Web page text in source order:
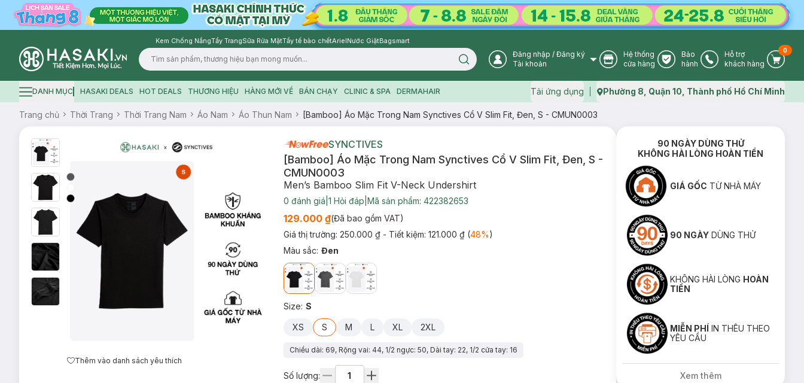
Kem Chống NắngTẩy TrangSữa Rửa MặtTẩy tế bào chếtArielNước GiặtBagsmart
Logo
Search icon User Icon
Đăng nhập / Đăng ký
Tài khoản
Store Icon
Hệ thống
cửa hàng
Warranty Icon
Bảo
hành
Phone Icon
Hỗ trợ
khách hàng
Cart
0
Hamburger icon
DANH MỤC HASAKI DEALS HOT DEALS THƯƠNG HIỆU HÀNG MỚI VỀ BÁN CHẠY CLINIC & SPA DERMAHAIR Tải ứng dụng Map icon
Phường 8, Quận 10, Thành phố Hồ Chí Minh
Trang chủ Thời Trang Thời Trang Nam Áo Nam Áo Thun Nam [Bamboo] Áo Mặc Trong Nam Synctives Cổ V Slim Fit, Đen, S - CMUN0003
Thêm vào danh sách yêu thích
SYNCTIVES
[Bamboo] Áo Mặc Trong Nam Synctives Cổ V Slim Fit, Đen, S -
CMUN0003
Men’s Bamboo Slim Fit V-Neck Undershirt
0 đánh giá 1 Hỏi đáp Mã sản phẩm: 422382653
129.000 ₫(Đã bao gồm VAT)
Giá thị trường: 250.000 ₫ - Tiết kiệm: 121.000 ₫(48%)
Màu sắc: Đen
Size: S
XS S M L XL 2XL
Chiều dài: 69, Rộng vai: 44, 1/2 ngực: 50, Dài tay: 22, 1/2 cửa tay: 16
Số lượng:
90 NGÀY DÙNG THỬ
KHÔNG HÀI LÒNG HOÀN TIỀN
GIÁ GỐC TỪ NHÀ MÁY
90 NGÀY DÙNG THỬ
KHÔNG HÀI LÒNG HOÀN
TIỀN
MIỄN PHÍ IN THÊU THEO
YÊU CẦU
Xem thêm